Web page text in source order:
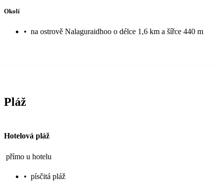
Okolí
• na ostrově Nalaguraidhoo o délce 1,6 km a šířce 440 m
Pláž
Hotelová pláž
přímo u hotelu
• písčitá pláž